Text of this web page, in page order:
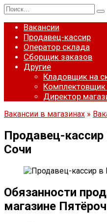
Перейти
к
содержанию
Search
for:
Вакансии
Продавец-кассир
Оператор склада
Сборщик заказов
Другие
Кладовщик на
Комплектовщик
Директор
Вакансии в магазинах »
Продавец-
Сочи
Обязанности
магазине